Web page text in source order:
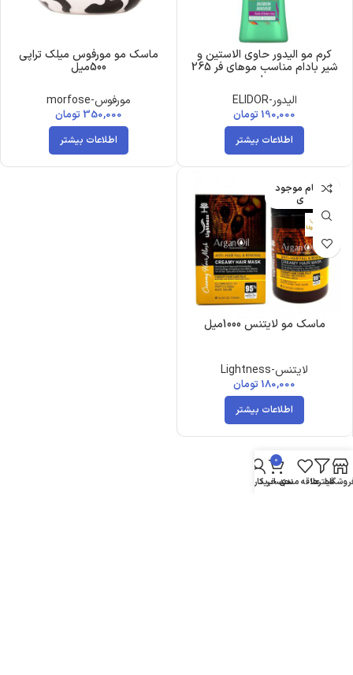
کرم مو الیدور حاوی الاستین و
شیر بادام مناسب موهای فر 265
میل
الیدور-ELIDOR
190,000 تومان
اطلاعات بیشتر
ماسک مو مورفوس میلک تراپی
500میل
مورفوس-morfose
350,000 تومان
اطلاعات بیشتر
اتمام موجود
ی
ماسک مو لایتنس 1000میل
لایتنس-Lightness
180,000 تومان
اطلاعات بیشتر
فیلترهاعلاقه مندی
0
سبد خرید
حساب کاربری من